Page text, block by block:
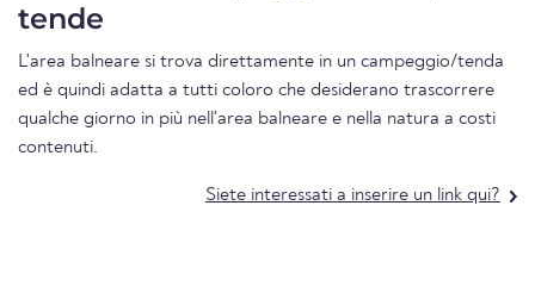
tende
L'area balneare si trova direttamente in un campeggio/tenda
ed è quindi adatta a tutti coloro che desiderano trascorrere
qualche giorno in più nell'area balneare e nella natura a costi
contenuti.
Siete interessati a inserire un link qui?